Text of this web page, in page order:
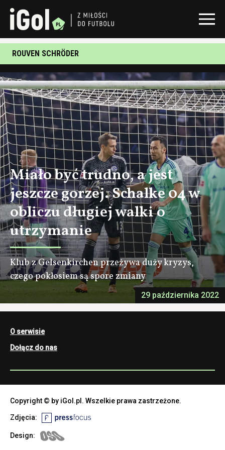
ROUVEN SCHRÖDER
29 października 2022
Miało być trudno, a jest
jeszcze gorzej. Schalke 04 w
obliczu długiej walki o
utrzymanie
Klub z Gelsenkirchen przeżywa duży kryzys,
czego pokłosiem są spore zmiany
O serwisie
Dołącz do nas
Copyright © by iGol.pl. Wszelkie prawa zastrzeżone.
Zdjęcia:
Design: